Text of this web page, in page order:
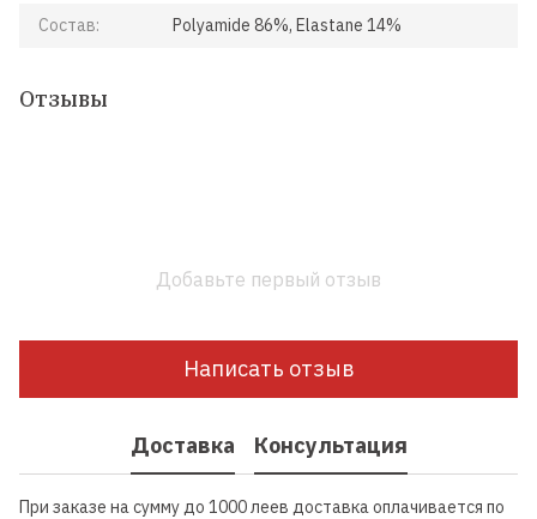
Состав: Polyamide 86%, Elastane 14%
Отзывы
Добавьте первый отзыв
Написать отзыв
Доставка Консультация
При заказе на сумму до 1000 леев доставка оплачивается по